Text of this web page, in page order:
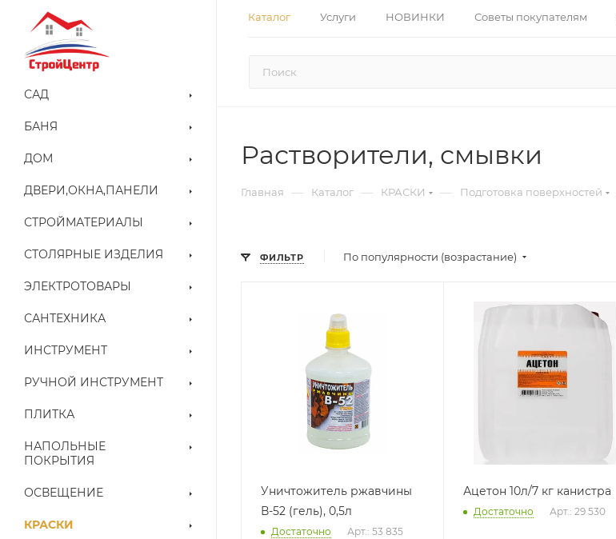
Каталог Услуги НОВИНКИ Советы покупателям
САД
БАНЯ
ДОМ
ДВЕРИ,ОКНА,ПАНЕЛИ
СТРОЙМАТЕРИАЛЫ
СТОЛЯРНЫЕ ИЗДЕЛИЯ
ЭЛЕКТРОТОВАРЫ
САНТЕХНИКА
ИНСТРУМЕНТ
РУЧНОЙ ИНСТРУМЕНТ
ПЛИТКА
НАПОЛЬНЫЕ
ПОКРЫТИЯ
ОСВЕЩЕНИЕ
КРАСКИ
Растворители, смывки
Главная — Каталог — КРАСКИ — Подготовка поверхностей
ФИЛЬТР По популярности (возрастание)
Уничтожитель ржавчины
В-52 (гель), 0,5л
Достаточно Арт.: 53 835
Ацетон 10л/7 кг канистра
Достаточно Арт.: 29 530